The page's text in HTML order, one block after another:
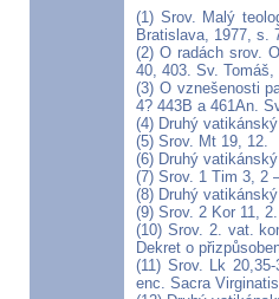
(1) Srov. Malý
Bratislava, 1977, s.
(2) O radách srov.
40, 403. Sv.
(3) O vznešenosti
4? 443B a 461An.
(4) Druhý
(5) Srov. Mt 19, 12.
(6) Druhý
(7) Srov. 1 Tim 3, 2
(8) Druhý
(9) Srov. 2 Kor 11, 2.
(10) Srov. 2. vat.
Dekret o
(11) Srov. Lk
enc. Sacra